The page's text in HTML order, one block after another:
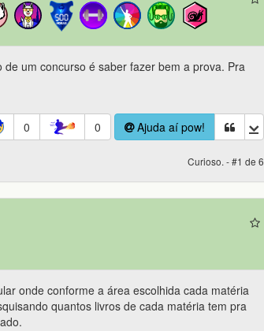
um concurso é saber fazer bem a prova. Pra
0 0 Ajuda aí pow!
Curioso. - #1 de 6
onde conforme a área escolhida cada matéria
quantos livros de cada matéria tem pra